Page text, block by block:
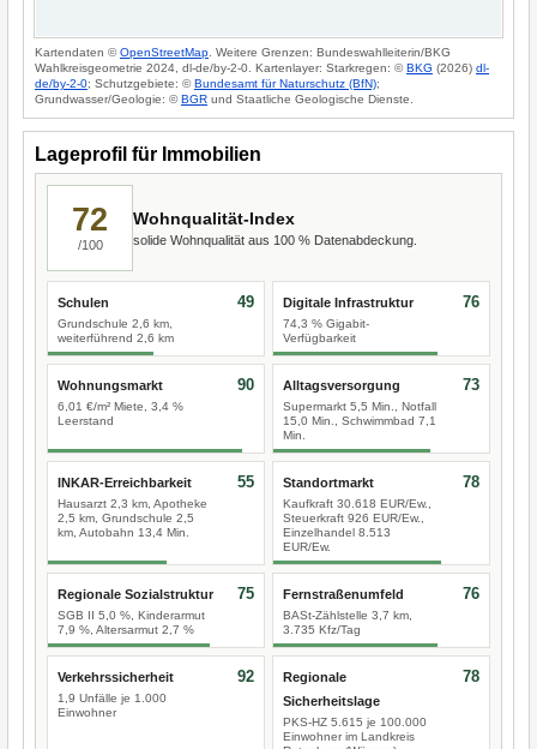
Kartendaten ©OpenStreetMap . Weitere Grenzen: Bundeswahlleiterin/BKG
Wahlkreisgeometrie 2024, dl-de/by-2-0. Kartenlayer: Starkregen: ©BKG (2026) dl-
de/by-2-0; Schutzgebiete: ©Bundesamt für Naturschutz (BfN);
Grundwasser/Geologie: ©BGR und Staatliche Geologische Dienste.
Lageprofil für Immobilien
72
/100
Wohnqualität-Index
solide Wohnqualität aus 100 % Datenabdeckung.
Schulen
Grundschule 2,6 km,
weiterführend 2,6 km
49 Digitale Infrastruktur
74,3 % Gigabit-
Verfügbarkeit
76
Wohnungsmarkt
6,01 €/m² Miete, 3,4 %
Leerstand
90 Alltagsversorgung
Supermarkt 5,5 Min., Notfall
15,0 Min., Schwimmbad 7,1
Min.
73
INKAR-Erreichbarkeit
Hausarzt 2,3 km, Apotheke
2,5 km, Grundschule 2,5
km, Autobahn 13,4 Min.
55 Standortmarkt
Kaufkraft 30.618 EUR/Ew.,
Steuerkraft 926 EUR/Ew.,
Einzelhandel 8.513
EUR/Ew.
78
Regionale Sozialstruktur
SGB II 5,0 %, Kinderarmut
7,9 %, Altersarmut 2,7 %
75 Fernstraßenumfeld
BASt-Zählstelle 3,7 km,
3.735 Kfz/Tag
76
Verkehrssicherheit
1,9 Unfälle je 1.000
Einwohner
92
Regionale
Sicherheitslage
PKS-HZ 5.615 je 100.000
Einwohner im Landkreis
78